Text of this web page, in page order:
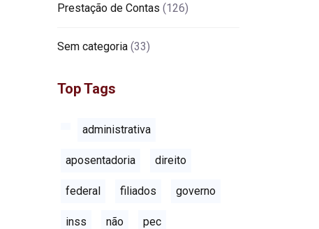
Prestação de Contas (126)
Sem categoria (33)
Top Tags
administrativa
aposentadoria direito
federal filiados governo
inss não pec